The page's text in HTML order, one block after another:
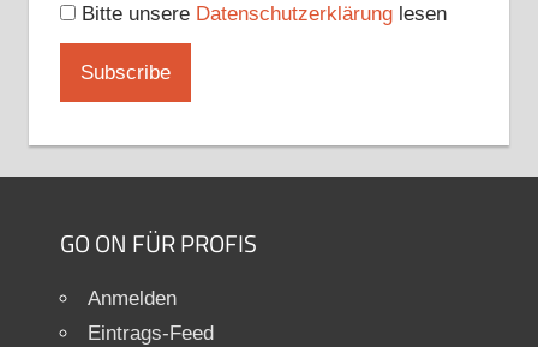
Bitte unsere Datenschutzerklärunglesen
GO ON FÜR PROFIS
Anmelden
Eintrags-Feed